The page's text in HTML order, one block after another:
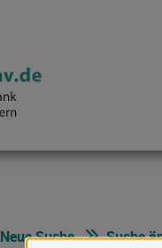
Neue Suche Suche